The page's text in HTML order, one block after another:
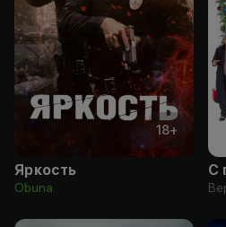
18+
Яркость
Obuna